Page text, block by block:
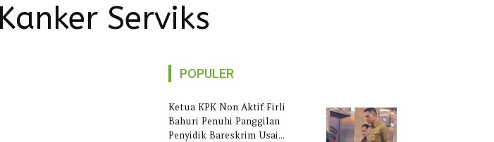
Serviks
POPULER
Ketua KPK Non Aktif Firli
Bahuri Penuhi Panggilan
Penyidik Bareskrim Usai...